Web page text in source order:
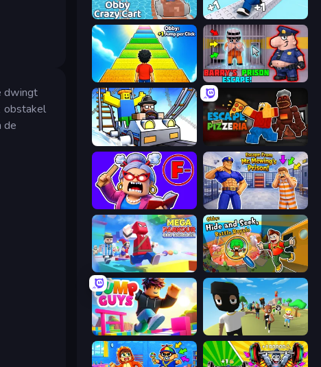
dwingt
obstakel
de
Obby: Crazy Cart Speed per Click: Obby
Obby: +1 Jump per Click Barry's Prison Escape!
Obby: Ride Carts Escape From Pizzeria
Escape From Mr.Meawing's Prison!
Mega Parkour: Obby Escape Run Obby: Hide and Seek, Battle Royale
Jump Guys